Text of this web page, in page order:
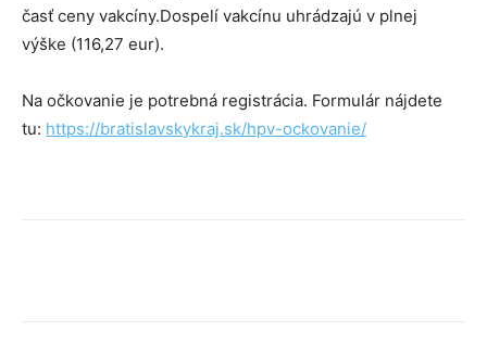
časť ceny vakcíny.Dospelí vakcínu uhrádzajú v plnej
výške (116,27 eur).
Na očkovanie je potrebná registrácia. Formulár nájdete
tu: https://bratislavskykraj.sk/hpv-ockovanie/